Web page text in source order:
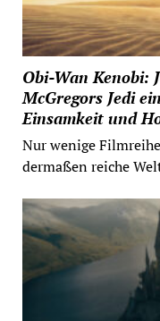
Obi-Wan Kenobi:
McGregors Jedi
Einsamkeit und
Nur wenige
dermaßen reiche